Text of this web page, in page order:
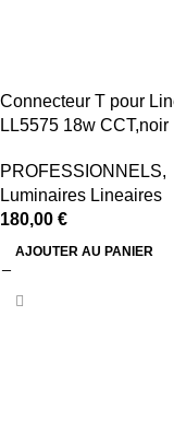
Connecteur T pour
LL5575 18w CCT,noir
PROFESSIONNELS,
Luminaires Lineaires
180,00 €
AJOUTER AU PANIER